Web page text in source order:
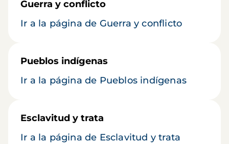
Guerra y conflicto
Ir a la página de Guerra y conflicto
Pueblos indígenas
Ir a la página de Pueblos indígenas
Esclavitud y trata
Ir a la página de Esclavitud y trata